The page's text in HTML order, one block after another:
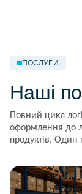
ПОСЛУГИ
Наші
Повний цикл
оформлення до
продуктів.